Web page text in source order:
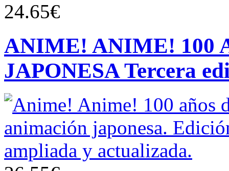
24.65€
ANIME! ANIME! 100
JAPONESA Tercera